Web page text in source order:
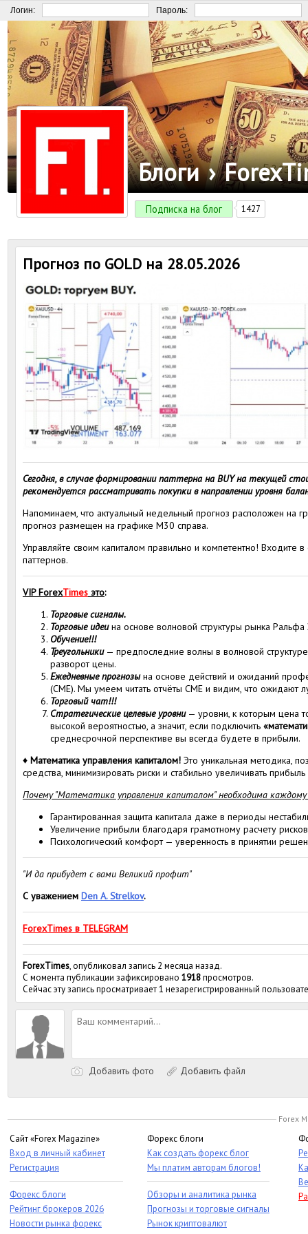
Логин: Пароль:
Блоги ›
Подписка на блог 1427
Прогноз по GOLD на 28.05.2026
Сегодня, в случае формировании паттерна на BUY на текущей
рекомендуется рассматривать покупки в направлении уровня
Напоминаем, что актуальный недельный прогноз расположен на
прогноз размещен на графике M30 справа.
Управляйте своим капиталом правильно и компетентно! Входите
паттернов.
VIP ForexTimes это:
Торговые сигналы.
Торговые идеина основе волновой структуры рынка Ральфа
Обучение!!!
Треугольники— предпоследние волны в волновой
разворот цены.
Ежедневные прогнозына основе действий и ожиданий
(CME). Мы умеем читать отчёты CME и видим, что ожидают
Торговый чат!!!
Стратегические целевые уровни— уровни, к которым цена
высокой вероятностью, а значит, если подключить
среднесрочной перспективе вы всегда будете в прибыли.
♦ Математика управления капиталом! Это уникальная методика,
средства, минимизировать риски и стабильно увеличивать
Почему "Математика управления капиталом" необходима
Гарантированная защита капитала даже в периоды
Увеличение прибыли благодаря грамотному расчету
Психологический комфорт — уверенность в принятии
"И да прибудет с вами Великий профит"
С уважением Den A. Strelkov.
ForexTimes в TELEGRAM
ForexTimes, опубликовал запись 2 месяца назад.
С момента публикации зафиксировано 1918просмотров.
Сейчас эту запись просматривает 1 незарегистрированный
Добавить фото Добавить файл
Forex
Сайт «Forex Magazine»
Вход в личный кабинет
Регистрация
Форекс блоги
Рейтинг брокеров 2026
Новости рынка форекс
Форекс блоги
Как создать форекс блог
Мы платим авторам блогов!
Обзоры и аналитика рынка
Прогнозы и торговые сигналы
Рынок криптовалют